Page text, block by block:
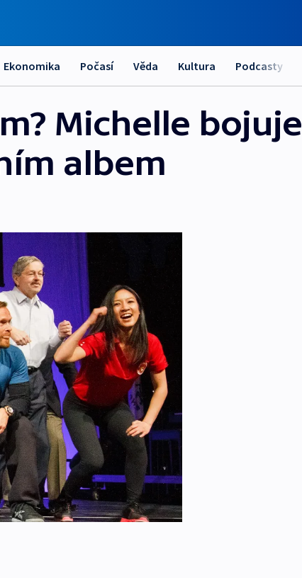
Ekonomika Počasí Věda Kultura Podcasty
Michelle bojuje
albem